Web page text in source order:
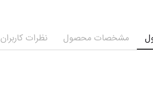
مشخصات محصول نظرات کاربران